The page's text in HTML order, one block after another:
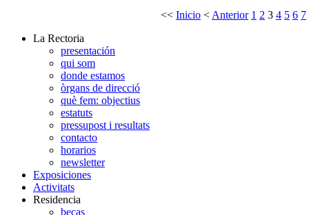
<< Inicio < Anterior 1 2 3 4 5 6 7
La Rectoria
presentación
qui som
donde estamos
òrgans de direcció
què fem: objectius
estatuts
pressupost i resultats
contacto
horarios
newsletter
Exposiciones
Activitats
Residencia
becas